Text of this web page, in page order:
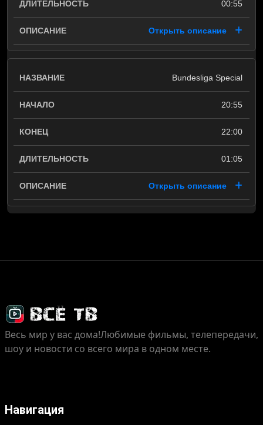
00:55
Открыть описание
Bundesliga Special
20:55
22:00
01:05
Открыть описание
Весь мир у вас дома!Любимые фильмы, телепередачи,
шоу и новости со всего мира в одном месте.
Навигация